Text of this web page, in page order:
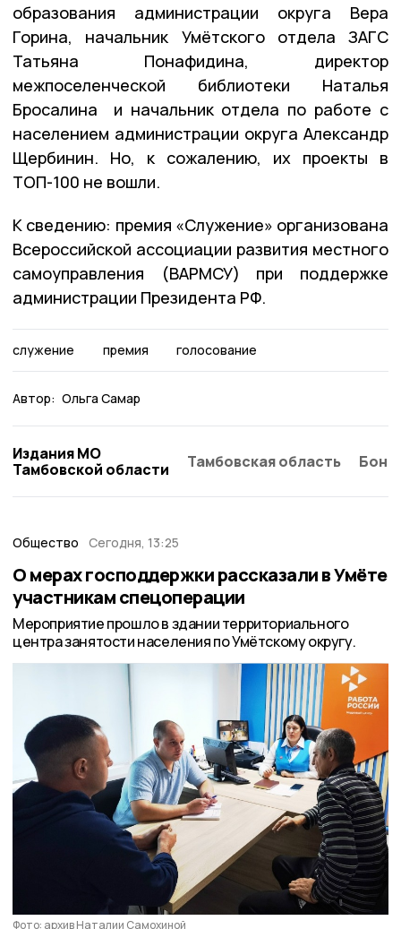
образования администрации округа Вера
Горина, начальник Умётского отдела ЗАГС
Татьяна Понафидина, директор
межпоселенческой библиотеки Наталья
Бросалина и начальник отдела по работе с
населением администрации округа Александр
Щербинин. Но, к сожалению, их проекты в
ТОП-100 не вошли.
К сведению: премия «Служение» организована
Всероссийской ассоциации развития местного
самоуправления (ВАРМСУ) при поддержке
администрации Президента РФ.
служение премия голосование
Автор: Ольга Самар
Издания МО
Тамбовской области
Тамбовская область
Общество Сегодня, 13:25
О мерах господдержки рассказали в Умёте
участникам спецоперации
Мероприятие прошло в здании территориального
центра занятости населения по Умётскому округу.
Фото: архив Наталии Самохиной